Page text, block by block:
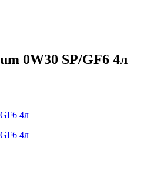
0W30 SP/GF6 4л